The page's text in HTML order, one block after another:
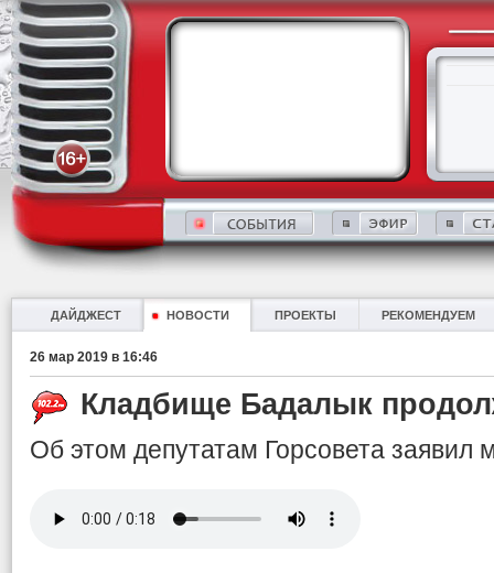
ДАЙДЖЕСТ НОВОСТИ ПРОЕКТЫ РЕКОМЕНДУЕМ
26 мар 2019 в 16:46
Кладбище Бадалык
Об этом депутатам Горсовета заявил